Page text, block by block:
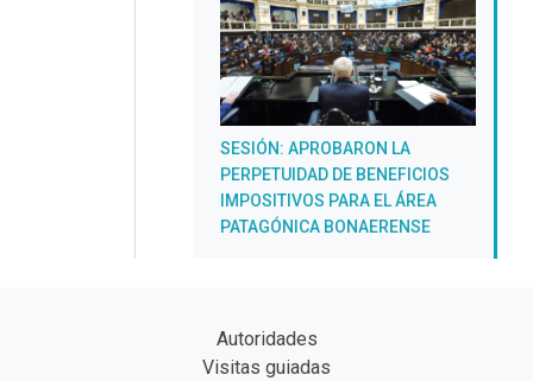
SESIÓN: APROBARON LA
PERPETUIDAD DE BENEFICIOS
IMPOSITIVOS PARA EL ÁREA
PATAGÓNICA BONAERENSE
Autoridades
Visitas guiadas